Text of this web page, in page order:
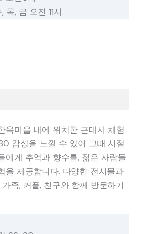
목, 금 오전 11시
옥마을 내에 위치한 근대사 체험
감성을 느낄 수 있어 그때 시절
에게 추억과 향수를, 젊은 사람들
을 제공합니다. 다양한 전시물과
족, 커플, 친구와 함께 방문하기